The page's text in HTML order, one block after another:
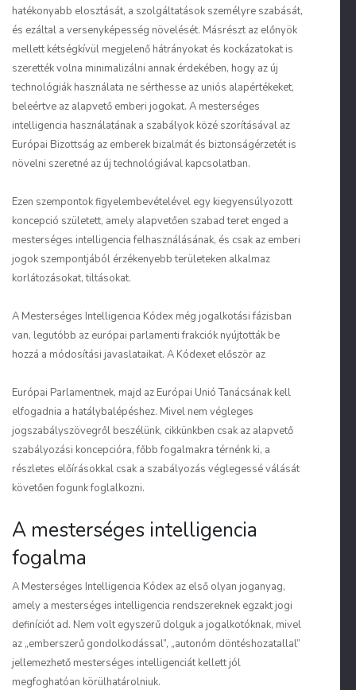
hatékonyabb elosztását, a szolgáltatások személyre szabását,
és ezáltal a versenyképesség növelését. Másrészt az előnyök
mellett kétségkívül megjelenő hátrányokat és kockázatokat is
szerették volna minimalizálni annak érdekében, hogy az új
technológiák használata ne sérthesse az uniós alapértékeket,
beleértve az alapvető emberi jogokat. A mesterséges
intelligencia használatának a szabályok közé szorításával az
Európai Bizottság az emberek bizalmát és biztonságérzetét is
növelni szeretné az új technológiával kapcsolatban.
Ezen szempontok figyelembevételével egy kiegyensúlyozott
koncepció született, amely alapvetően szabad teret enged a
mesterséges intelligencia felhasználásának, és csak az emberi
jogok szempontjából érzékenyebb területeken alkalmaz
korlátozásokat, tiltásokat.
A Mesterséges Intelligencia Kódex még jogalkotási fázisban
van, legutóbb az európai parlamenti frakciók nyújtották be
hozzá a módosítási javaslataikat. A Kódexet először az
Európai Parlamentnek, majd az Európai Unió Tanácsának kell
elfogadnia a hatálybalépéshez. Mivel nem végleges
jogszabályszövegről beszélünk, cikkünkben csak az alapvető
szabályozási koncepcióra, főbb fogalmakra térnénk ki, a
részletes előírásokkal csak a szabályozás véglegessé válását
követően fogunk foglalkozni.
A mesterséges intelligencia
fogalma
A Mesterséges Intelligencia Kódex az első olyan joganyag,
amely a mesterséges intelligencia rendszereknek egzakt jogi
definíciót ad. Nem volt egyszerű dolguk a jogalkotóknak, mivel
az „emberszerű gondolkodással”, „autonóm döntéshozatallal”
jellemezhető mesterséges intelligenciát kellett jól
megfoghatóan körülhatárolniuk.